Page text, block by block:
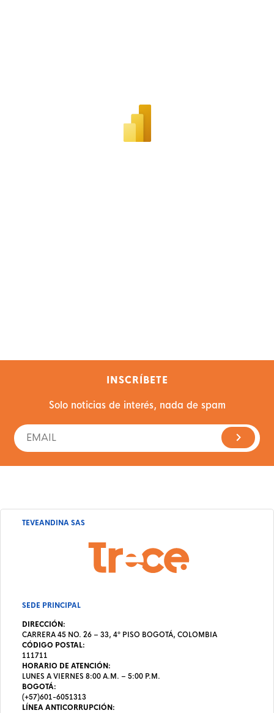
INSCRÍBETE
Solo noticias de interés, nada de spam
TEVEANDINA SAS
SEDE PRINCIPAL
DIRECCIÓN:
CARRERA 45 NO. 26 – 33, 4º PISO BOGOTÁ, COLOMBIA
CÓDIGO POSTAL:
111711
HORARIO DE ATENCIÓN:
LUNES A VIERNES 8:00 A.M. – 5:00 P.M.
BOGOTÁ:
(+57)601-6051313
LÍNEA ANTICORRUPCIÓN: